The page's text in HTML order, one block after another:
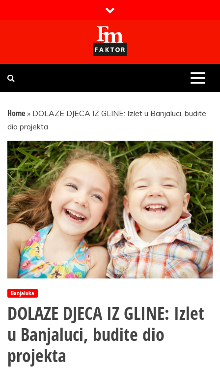
Faktor magazin
Uvijek presudan
Home » DOLAZE DJECA IZ GLINE: Izlet u Banjaluci, budite
dio projekta
Banjaluka
DOLAZE DJECA IZ GLINE: Izlet
u Banjaluci, budite dio
projekta